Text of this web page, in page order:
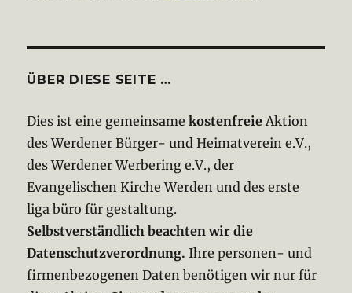
ÜBER DIESE SEITE …
Dies ist eine gemeinsamekostenfreieAktion
des Werdener Bürger- und Heimatverein e.V.,
des Werdener Werbering e.V., der
Evangelischen Kirche Werden und des erste
liga büro für gestaltung.
Selbstverständlich beachten wir die
Datenschutzverordnung. Ihre personen- und
firmenbezogenen Daten benötigen wir nur für